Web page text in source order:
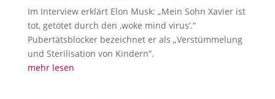
Im Interview erklärt Elon Musk: „Mein Sohn Xavier ist
tot, getötet durch den ‚woke mind virus‘.“
Pubertätsblocker bezeichnet er als „Verstümmelung
und Sterilisation von Kindern“.
mehr lesen